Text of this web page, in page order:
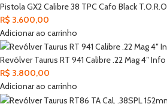
Pistola GX2 Calibre 38 TPC Cafo Black T.O.R.O
R$ 3.600,00
Adicionar ao carrinho
Revólver Taurus RT 941 Calibre .22 Mag 4″ Info
R$ 3.800,00
Adicionar ao carrinho